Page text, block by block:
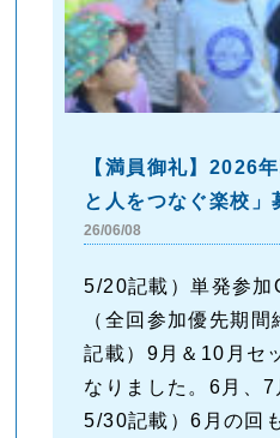
【満員御礼】2026
と人をつなぐ楽校」
26/06/08
5/20記載）単発参加
（全回参加優先期
記載）9月＆10月セ
なりました。6月、7
5/30記載）6月の回